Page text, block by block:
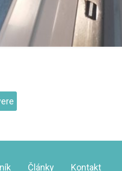
Články Kontakt